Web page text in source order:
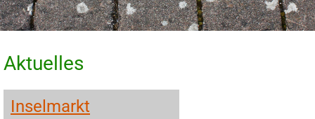
Aktuelles
Inselmarkt